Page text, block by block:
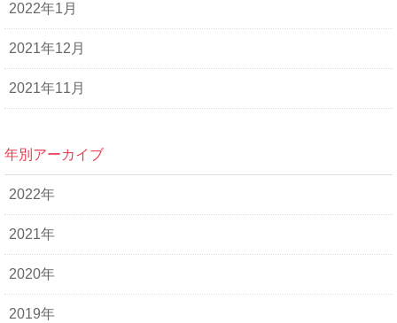
2022年1月
2021年12月
2021年11月
年別アーカイブ
2022年
2021年
2020年
2019年